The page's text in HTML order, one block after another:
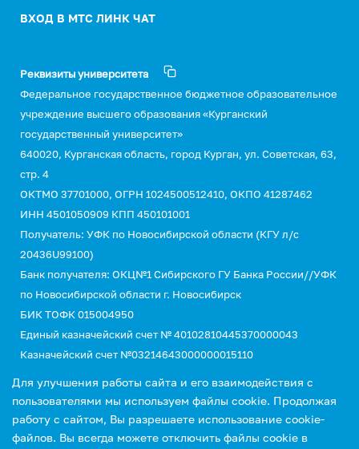
ВХОД В МТС ЛИНК ЧАТ
Реквизиты университета
Федеральное государственное бюджетное образовательное
учреждение высшего образования «Курганский
государственный университет»
640020, Курганская область, город Курган, ул. Советская, 63,
стр. 4
ОКТМО 37701000, ОГРН 1024500512410, ОКПО 41287462
ИНН 4501050909 КПП 450101001
Получатель: УФК по Новосибирской области (КГУ л/с
20436U99100)
Банк получателя: ОКЦ№1 Сибирского ГУ Банка России//УФК
по Новосибирской области г. Новосибирск
БИК ТОФК 015004950
Единый казначейский счет № 40102810445370000043
Казначейский счет №03214643000000015110
Для улучшения работы сайта и его взаимодействия с
пользователями мы используем файлы cookie. Продолжая
работу с сайтом, Вы разрешаете использование cookie-
файлов. Вы всегда можете отключить файлы cookie в